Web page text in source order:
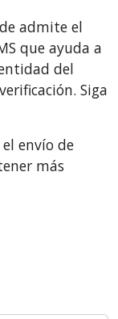
admite el
que ayuda a
del
Siga
envío de
más